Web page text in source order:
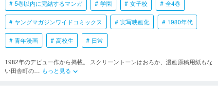
5巻以内に完結するマンガ 学園 女子校 全4巻
ヤングマガジンワイドコミックス 実写映画化 1980年代
青年漫画 高校生 日常
1982年のデビュー作から掲載。 スクリーントーンはおろか、漫画原稿用紙もな
い田舎町の… もっと見る keyboard_arrow_down